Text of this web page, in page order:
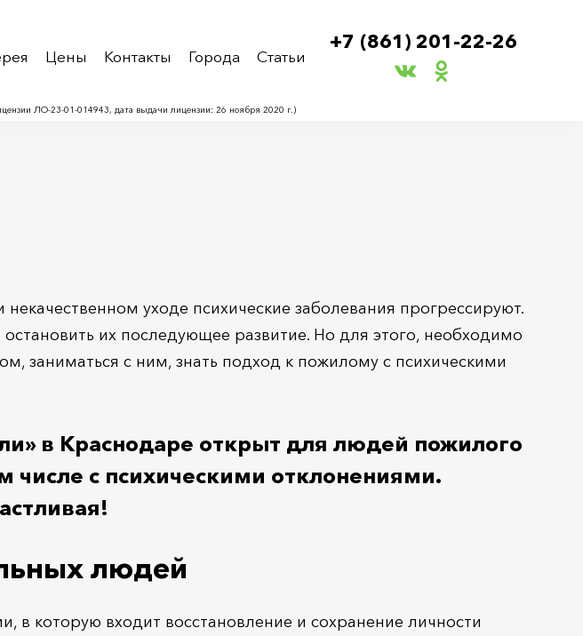
Цены Контакты Города Статьи
+7 (861) 201-22-26
ЛО‑23-01-014943, дата выдачи лицензии: 26 ноября 2020 г.)
уходе психические заболевания прогрессируют.
их последующее развитие. Но для этого, необходимо
заниматься с ним, знать подход к пожилому с психическими
в Краснодаре открыт для людей пожилого
числе с психическими отклонениями.
людей
которую входит восстановление и сохранение личности